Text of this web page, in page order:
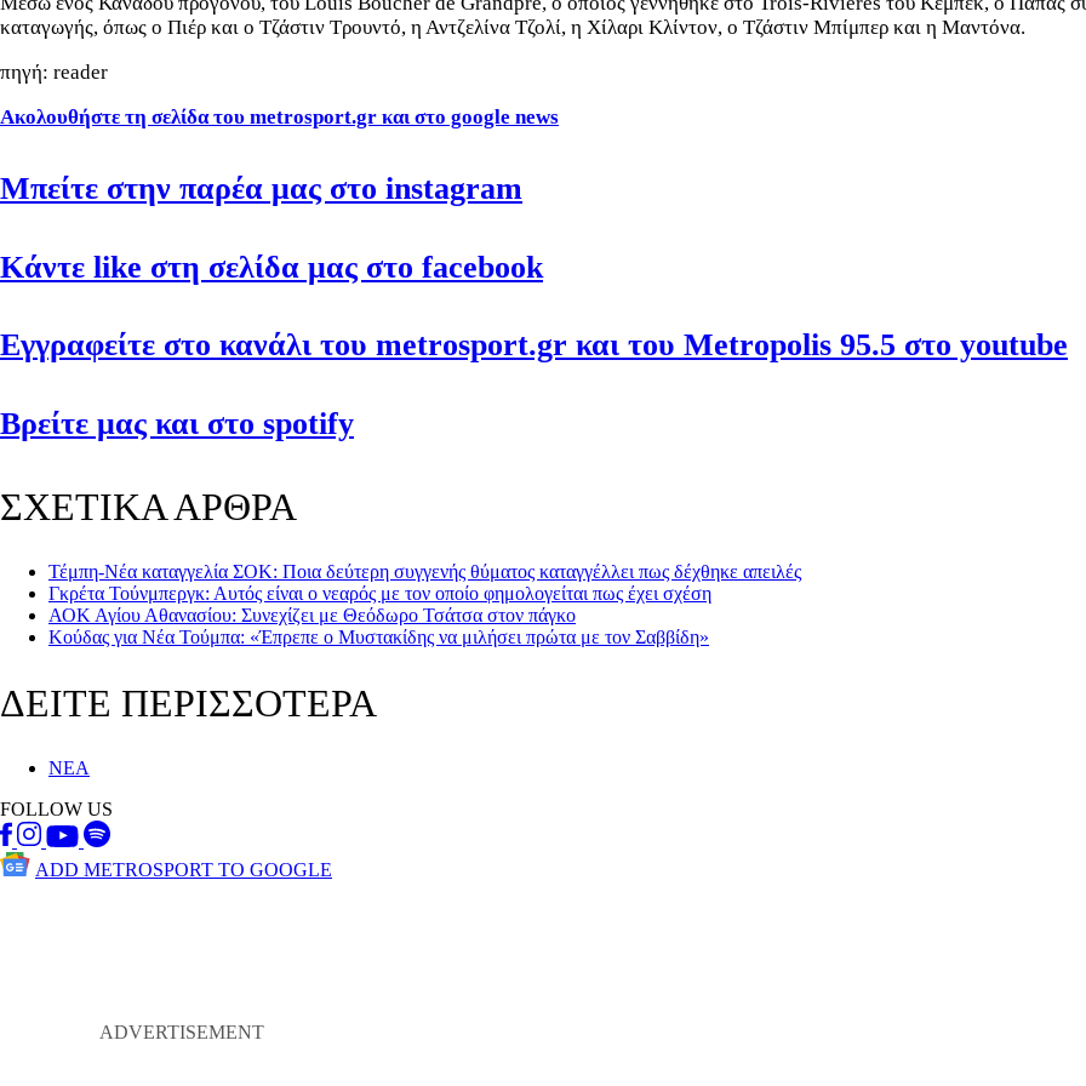
καταγωγής, όπως ο Πιέρ και ο Τζάστιν Τρουντό, η Αντζελίνα Τζολί, η Χίλαρι Κλίντον, ο Τζάστιν Μπίμπερ και η Μαντόνα.
πηγή: reader
Ακολουθήστε τη σελίδα του metrosport.gr και στο google news
Μπείτε στην παρέα μας στο instagram
Κάντε like στη σελίδα μας στο facebook
Εγγραφείτε στο κανάλι του metrosport.gr και του Metropolis 95.5 στο youtube
Βρείτε μας και στο spotify
ΣΧΕΤΙΚΑ ΑΡΘΡΑ
Τέμπη-Νέα καταγγελία ΣΟΚ: Ποια δεύτερη συγγενής θύματος καταγγέλλει πως δέχθηκε απειλές
Γκρέτα Τούνμπεργκ: Αυτός είναι ο νεαρός με τον οποίο φημολογείται πως έχει σχέση
ΑΟΚ Αγίου Αθανασίου: Συνεχίζει με Θεόδωρο Τσάτσα στον πάγκο
Κούδας για Νέα Τούμπα: «Έπρεπε ο Μυστακίδης να μιλήσει πρώτα με τον Σαββίδη»
ΔΕΙΤΕ ΠΕΡΙΣΣΟΤΕΡΑ
ΝΕΑ
FOLLOW US
ADD METROSPORT TO GOOGLE